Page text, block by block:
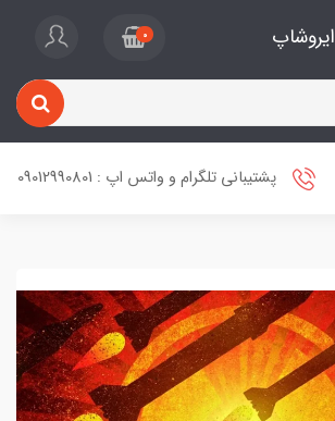
ایروشاپ 0
پشتیبانی تلگرام و واتس اپ : 09012990801